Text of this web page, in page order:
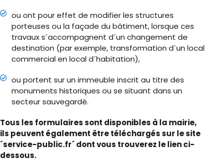
ou ont pour effet de modifier les structures
porteuses ou la façade du bâtiment, lorsque ces
travaux s´accompagnent d´un changement de
destination (par exemple, transformation d´un local
commercial en local d´habitation),
ou portent sur un immeuble inscrit au titre des
monuments historiques ou se situant dans un
secteur sauvegardé.
Tous les formulaires sont disponibles à la mairie,
ils peuvent également être téléchargés sur le site
´service-public.fr´ dont vous trouverez le lien ci-
dessous.